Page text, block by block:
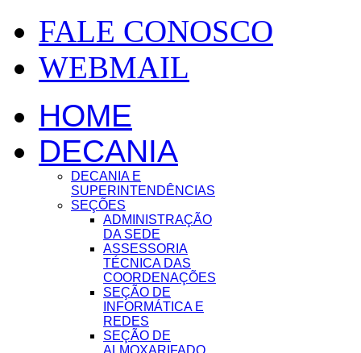
FALE CONOSCO
WEBMAIL
HOME
DECANIA
DECANIA E
SUPERINTENDÊNCIAS
SEÇÕES
ADMINISTRAÇÃO
DA SEDE
ASSESSORIA
TÉCNICA DAS
COORDENAÇÕES
SEÇÃO DE
INFORMÁTICA E
REDES
SEÇÃO DE
ALMOXARIFADO